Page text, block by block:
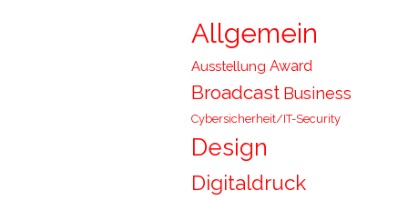
Allgemein
Ausstellung Award
Broadcast Business
Cybersicherheit/IT-Security
Design
Digitaldruck